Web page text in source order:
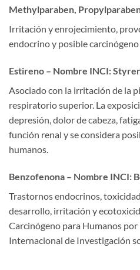
Methylparaben,
Irritación y enrojecimiento,
endocrino y posible
Estireno – Nombre INCI:
Asociado con la irritación de la
respiratorio superior. La
depresión, dolor de cabeza,
función renal y se considera
humanos.
Benzofenona – Nombre INCI:
Trastornos endocrinos,
desarrollo, irritación y
Carcinógeno para Humanos por
Internacional de Investigación